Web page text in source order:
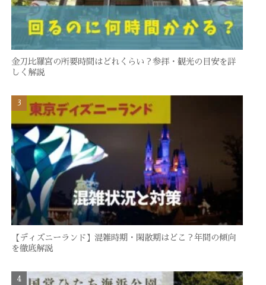
金刀比羅宮の所要時間はどれくらい？参拝・観光の目安を詳
しく解説
【ディズニーランド】混雑時期・閑散期はどこ？年間の傾向
を徹底解説